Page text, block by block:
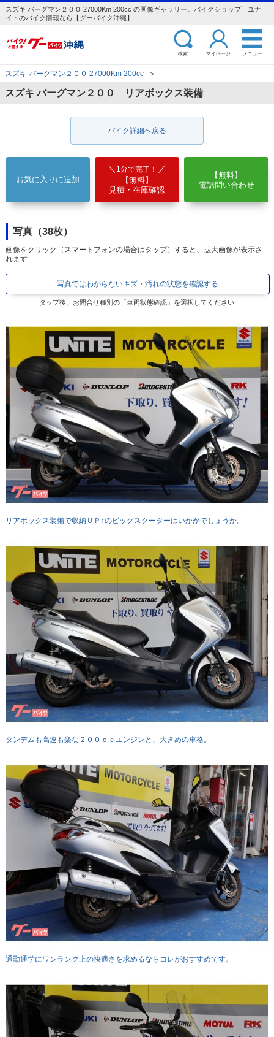
スズキ バーグマン２００ 27000Km 200cc の画像ギャラリー。バイクショップ ユナ
イトのバイク情報なら【グーバイク沖縄】
検索 マイページ メニュー
スズキ バーグマン２００ 27000Km 200cc ＞
スズキ バーグマン２００ リアボックス装備
バイク詳細へ戻る
お気に入りに追加
1分で完了！
【無料】
見積・在庫確認
【無料】
電話問い合わせ
写真（38枚）
画像をクリック（スマートフォンの場合はタップ）すると、拡大画像が表示さ
れます
写真ではわからないキズ・汚れの状態を確認する
タップ後、お問合せ種別の「車両状態確認」を選択してください
リアボックス装備で収納ＵＰ↑のビッグスクーターはいかがでしょうか。
タンデムも高速も楽な２００ｃｃエンジンと、大きめの車格。
通勤通学にワンランク上の快適さを求めるならコレがおすすめです。